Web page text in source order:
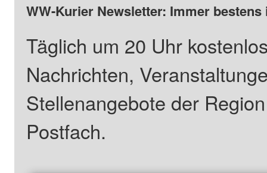
WW-Kurier Newsletter: Immer
Täglich um 20 Uhr
Nachrichten,
Stellenangebote der
Postfach.